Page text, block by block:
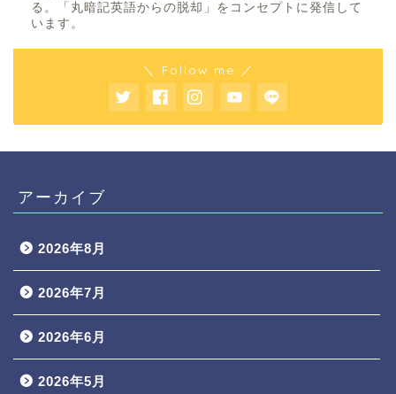
る。「丸暗記英語からの脱却」をコンセプトに発信して
います。
＼ Follow me ／
アーカイブ
2026年8月
2026年7月
2026年6月
2026年5月